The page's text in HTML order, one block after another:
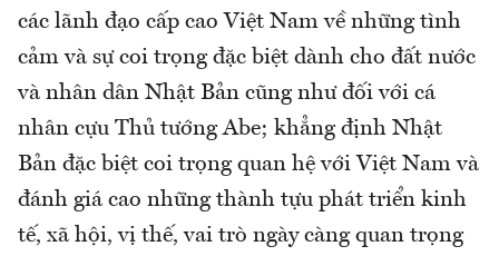
các lãnh đạo cấp cao Việt Nam về những tình
cảm và sự coi trọng đặc biệt dành cho đất nước
và nhân dân Nhật Bản cũng như đối với cá
nhân cựu Thủ tướng Abe; khẳng định Nhật
Bản đặc biệt coi trọng quan hệ với Việt Nam và
đánh giá cao những thành tựu phát triển kinh
tế, xã hội, vị thế, vai trò ngày càng quan trọng